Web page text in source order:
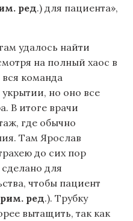
ред.) для пациента»,
удалось найти
на полный хаос в
команда
укрытии, но оно все
В итоге врачи
где обычно
Там Ярослав
до сих пор
сделано для
чтобы пациент
ред.). Трубку
вытащить, так как